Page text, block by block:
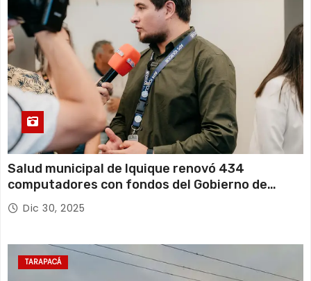
Salud municipal de Iquique renovó 434
computadores con fondos del Gobierno de
Tarapacá
Dic 30, 2025
TARAPACÁ